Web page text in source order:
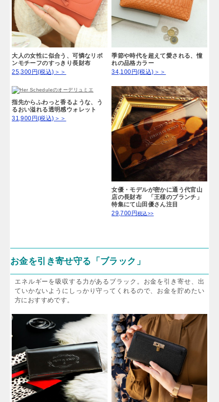
大人の女性に似合う、可憐なリボ
ンモチーフのすっきり長財布
25,300円(税込)＞＞
季節や時代を超えて愛される、憧
れの品格カラー
34,100円(税込)＞＞
指先からふわっと香るような、う
るおい溢れる透明感ウォレット
31,900円(税込)＞＞
女優・モデルが密かに通う代官山
店の長財布 「王様のブランチ」
特集にて山田優さん注目
29,700円税込>>
お金を引き寄せ守る「ブラック」
エネルギーを吸収する力があるブラック。お金を引き寄せ、出
ていかないようにしっかり守ってくれるので、お金を貯めたい
方におすすめです。